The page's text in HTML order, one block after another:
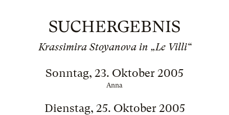
SUCHERGEBNIS
Krassimira Stoyanova in „Le Villi“
Sonntag, 23. Oktober 2005
Anna
Dienstag, 25. Oktober 2005